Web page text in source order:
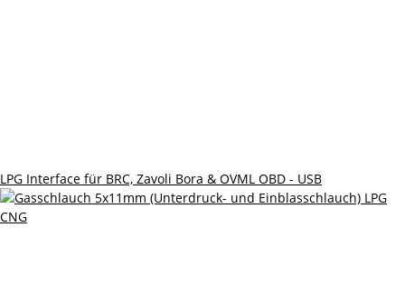
LPG Interface für BRC, Zavoli Bora & OVML OBD - USB